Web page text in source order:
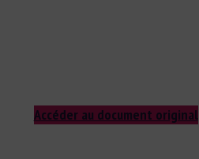
Accéder au document original